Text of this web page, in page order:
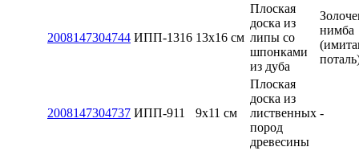
2008147304744 ИПП-1316 13x16 см
Плоская
доска из
липы со
шпонками
из дуба
нимба
2008147304737 ИПП-911 9х11 см
Плоская
доска из
лиственных
пород
древесины
-